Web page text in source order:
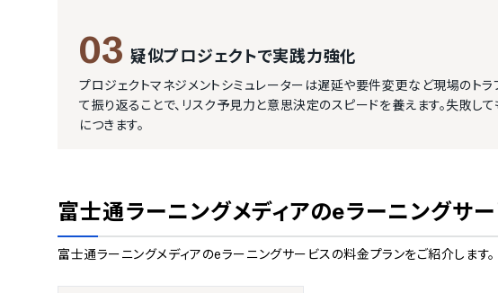
03 疑似プロジェクトで実践力強化
プロジェクトマネジメントシミュレーターは遅延や要件変更など現場のト
て振り返ることで、リスク予見力と意思決定のスピードを養えます。失敗
につきます。
富士通ラーニングメディアのeラーニングサ
富士通ラーニングメディアのeラーニングサービスの料金プランをご紹介します。